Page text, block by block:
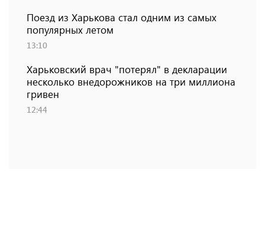
Поезд из Харькова стал одним из самых
популярных летом
13:10
Харьковский врач "потерял" в декларации
несколько внедорожников на три миллиона
гривен
12:44